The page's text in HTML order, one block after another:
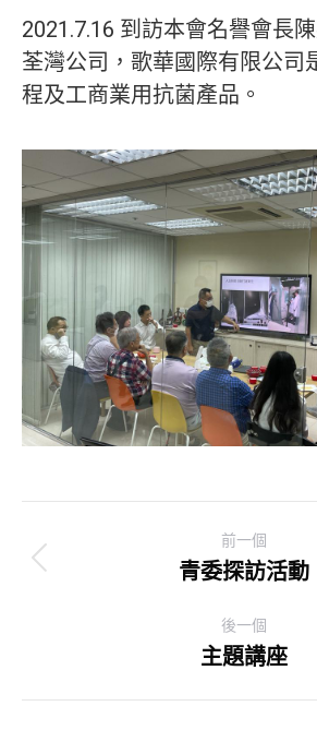
2021.7.16 到訪本會名譽會長
荃灣公司，歌華國際有限公司
程及工商業用抗菌產品。
navigation
前一個
Previous
青委探訪活動
後一個
Next
主題講座